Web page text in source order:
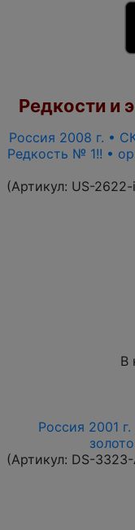
Редкости и
Россия 2008 г. •
Редкость № 1!! •
(Артикул: US-
В
Россия 2001
(Артикул: DS-